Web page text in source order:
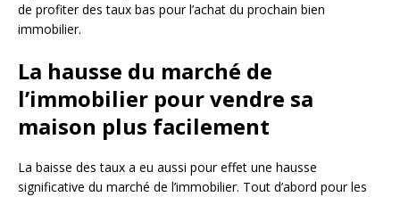
de profiter des taux bas pour l’achat du prochain bien
immobilier.
La hausse du marché de
l’immobilier pour vendre sa
maison plus facilement
La baisse des taux a eu aussi pour effet une hausse
significative du marché de l’immobilier. Tout d’abord pour les